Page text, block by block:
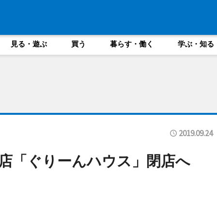
見る・遊ぶ 買う 暮らす・働く 学ぶ・知る
2019.09.24
「ぐりーんハウス」閉店へ